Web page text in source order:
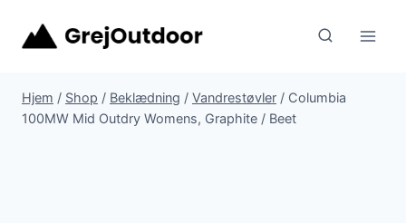
Hjem / Shop / Beklædning / Vandrestøvler / Columbia
100MW Mid Outdry Womens, Graphite / Beet